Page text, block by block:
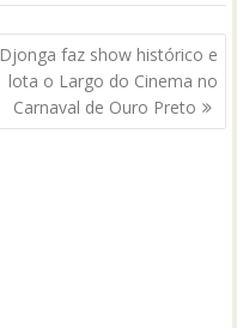
Djonga faz show histórico e
lota o Largo do Cinema no
Carnaval de Ouro Preto